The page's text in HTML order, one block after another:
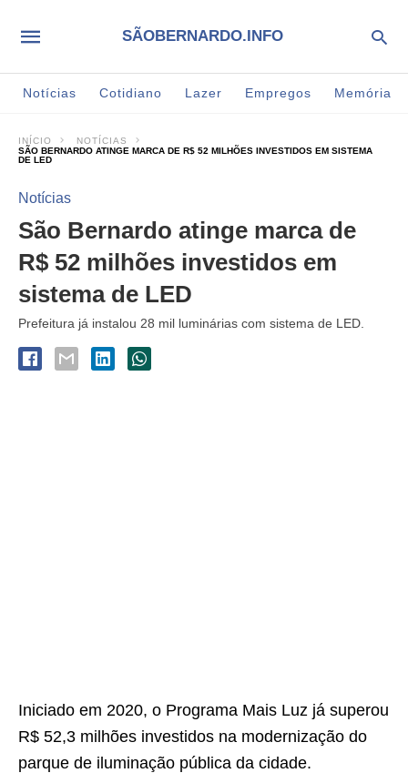
SÃOBERNARDO.INFO
Notícias Cotidiano Lazer Empregos Memória
INÍCIO
NOTÍCIAS
SÃO BERNARDO ATINGE MARCA DE R$ 52 MILHÕES INVESTIDOS EM SISTEMA
DE LED
Notícias
São Bernardo atinge marca de
R$ 52 milhões investidos em
sistema de LED
Prefeitura já instalou 28 mil luminárias com sistema de LED.
Iniciado em 2020, o Programa Mais Luz já superou
R$ 52,3 milhões investidos na modernização do
parque de iluminação pública da cidade.